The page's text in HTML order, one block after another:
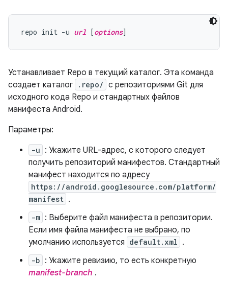
repo init -u url [options
Устанавливает Repo в текущий каталог. Эта команда
создает каталог
.repo/ с репозиториями Git для
исходного кода Repo и стандартных файлов
манифеста Android.
Параметры:
-u : Укажите URL-адрес, с которого следует
получить репозиторий манифестов. Стандартный
манифест находится по адресу
https://android.googlesource.com/platform/
manifest .
-m : Выберите файл манифеста в репозитории.
Если имя файла манифеста не выбрано, по
умолчанию используется default.xml .
-b : Укажите ревизию, то есть конкретную
manifest-branch .